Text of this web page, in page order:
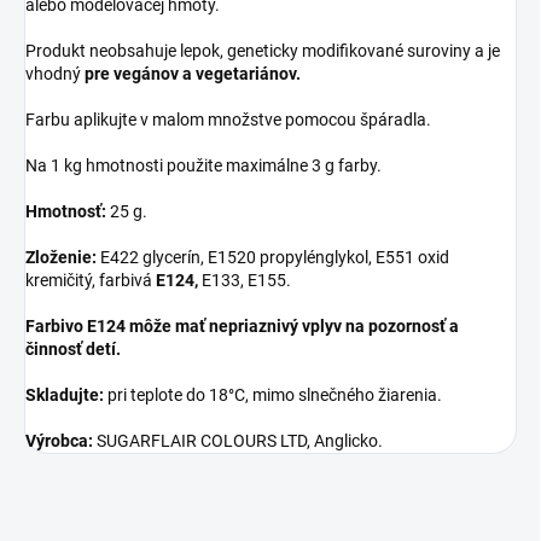
alebo modelovacej hmoty.
Produkt neobsahuje lepok, geneticky modifikované suroviny a je
vhodnýpre vegánov a vegetariánov.
Farbu aplikujte v malom množstve pomocou špáradla.
Na 1 kg hmotnosti použite maximálne 3 g farby.
Hmotnosť: 25 g.
Zloženie: E422 glycerín, E1520 propylénglykol, E551 oxid
kremičitý, farbivá E124, E133, E155.
Farbivo E124 môže mať nepriaznivý vplyv na pozornosť a
činnosť detí.
Skladujte: pri teplote do 18°C, mimo slnečného žiarenia.
Výrobca: SUGARFLAIR COLOURS LTD, Anglicko.